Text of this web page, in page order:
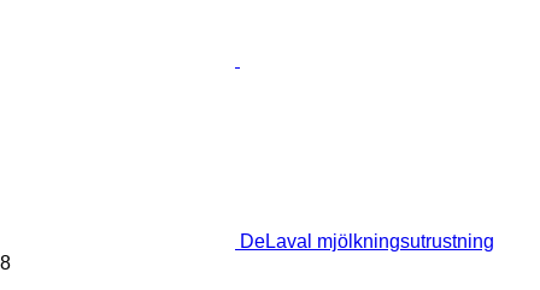
DeLaval mjölkningsutrustning
8